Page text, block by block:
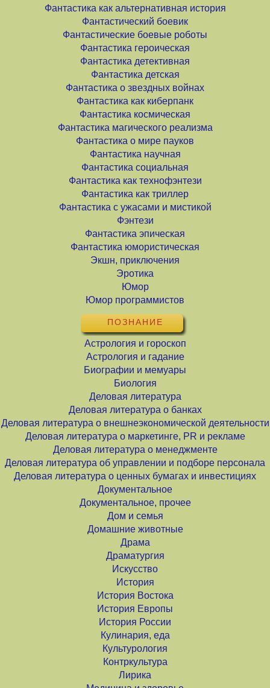
Фантастика как альтернативная история
Фантастический боевик
Фантастические боевые роботы
Фантастика героическая
Фантастика детективная
Фантастика детская
Фантастика о звездных войнах
Фантастика как киберпанк
Фантастика космическая
Фантастика магического реализма
Фантастика о мире пауков
Фантастика научная
Фантастика социальная
Фантастика как технофэнтези
Фантастика как триллер
Фантастика с ужасами и мистикой
Фэнтези
Фантастика эпическая
Фантастика юмористическая
Экшн, приключения
Эротика
Юмор
Юмор программистов
ПОЗНАНИЕ
Астрология и гороскоп
Астрология и гадание
Биографии и мемуары
Биология
Деловая литература
Деловая литература о банках
Деловая литература о внешнеэкономической деятельности
Деловая литература о маркетинге, PR и рекламе
Деловая литература о менеджменте
Деловая литература об управлении и подборе персонала
Деловая литература о ценных бумагах и инвестициях
Документальное
Документальное, прочее
Дом и семья
Домашние животные
Драма
Драматургия
Искусство
История
История Востока
История Европы
История России
Кулинария, еда
Культурология
Контркультура
Лирика